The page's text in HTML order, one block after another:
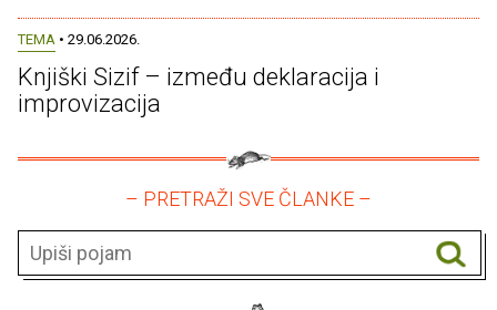
TEMA • 29.06.2026.
Knjiški Sizif – između deklaracija i
improvizacija
– PRETRAŽI SVE ČLANKE –